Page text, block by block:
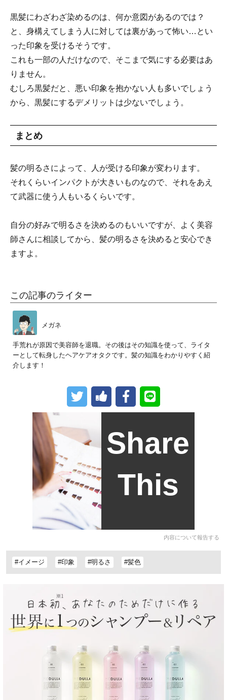
黒髪にわざわざ染めるのは、何か意図があるのでは？
と、身構えてしまう人に対しては裏があって怖い…とい
った印象を受けるそうです。
これも一部の人だけなので、そこまで気にする必要はあ
りません。
むしろ黒髪だと、悪い印象を抱かない人も多いでしょう
から、黒髪にするデメリットは少ないでしょう。
まとめ
髪の明るさによって、人が受ける印象が変わります。
それくらいインパクトが大きいものなので、それをあえ
て武器に使う人もいるくらいです。
自分の好みで明るさを決めるのもいいですが、よく美容
師さんに相談してから、髪の明るさを決めると安心でき
ますよ。
この記事のライター
メガネ
手荒れが原因で美容師を退職。その後はその知識を使って、ライタ
ーとして転身したヘアケアオタクです。髪の知識をわかりやすく紹
介します！
Share
This
内容について報告する
#イメージ #印象 #明るさ #髪色